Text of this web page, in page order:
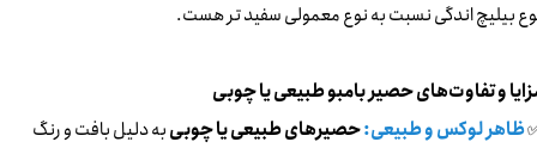
بیلیچ اندگی نسبت به نوع معمولی سفید تر هست.
و تفاوت‌های حصیر بامبو طبیعی یا چوبی
ظاهر لوکس و طبیعی:حصیرهای طبیعی یا چوبیبه دلیل بافت و رنگ